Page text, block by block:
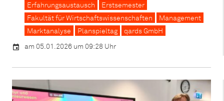
Erfahrungsaustausch
Erstsemester
Fakultät für Wirtschaftswissenschaften
Management
Marktanalyse
Planspieltag qards GmbH
am 05.01.2026 um 09:28 Uhr